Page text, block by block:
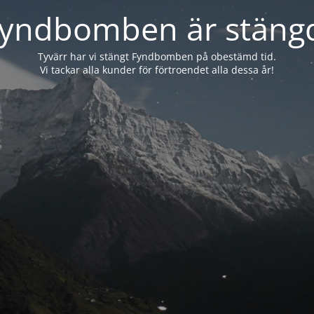
är
Tyvärr har vi stängt Fyndbomben på obestämd tid.
Vi tackar alla kunder för förtroendet alla dessa år!